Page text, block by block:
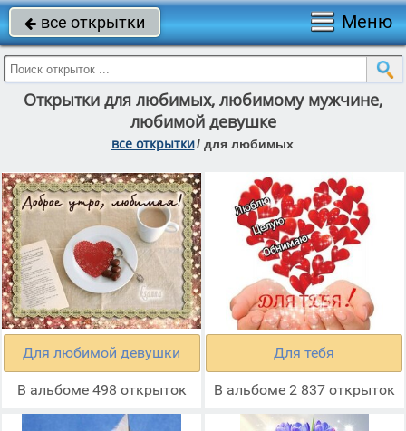
 все открытки Меню
Открытки для любимых, любимому мужчине,
любимой девушке
все открытки/ для любимых
Для любимой девушки
В альбоме 498 открыток
Для тебя
В альбоме 2 837 открыток